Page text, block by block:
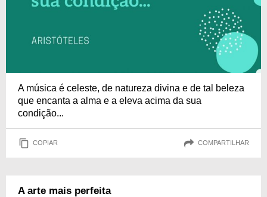
A música é celeste, de natureza divina e de tal beleza
que encanta a alma e a eleva acima da sua
condição...
COPIAR COMPARTILHAR
A arte mais perfeita